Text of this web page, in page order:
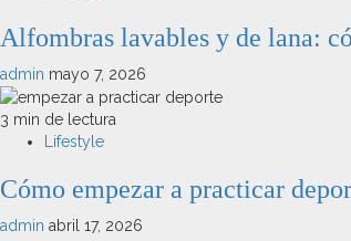
Alfombras lavables y de lana:
admin mayo 7, 2026
3 min de lectura
Lifestyle
Cómo empezar a practicar
admin abril 17, 2026